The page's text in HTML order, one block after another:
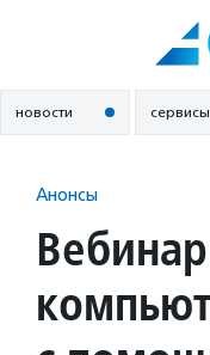
новости сервисы
Анонсы